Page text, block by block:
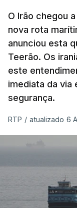
militar deverá
território de
de 1,5
Permite, desta
caso de
Segundo um
organização
“Este contrato
o futuro de
O Irão chegou
nova rota
anunciou esta
Teerão. Os
este
imediata da via
segurança.
RTP / atualizado 6